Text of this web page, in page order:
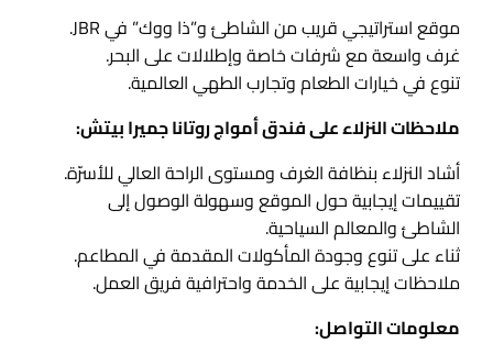
موقع استراتيجي قريب من الشاطئ و”ذا ووك” في JBR.
غرف واسعة مع شرفات خاصة وإطلالات على البحر.
تنوع في خيارات الطعام وتجارب الطهي العالمية.
ملاحظات النزلاء على فندق أمواج روتانا جميرا بيتش:
أشاد النزلاء بنظافة الغرف ومستوى الراحة العالي للأسرّة.
تقييمات إيجابية حول الموقع وسهولة الوصول إلى
الشاطئ والمعالم السياحية.
ثناء على تنوع وجودة المأكولات المقدمة في المطاعم.
ملاحظات إيجابية على الخدمة واحترافية فريق العمل.
معلومات التواصل: